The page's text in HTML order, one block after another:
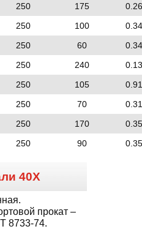
250 175
0.26
250 100
0.34
250 60
0.34
250 240
0.13
250 105
0.91
250 70
0.31
250 170
0.35
250 90 0.35
40Х
прокат –
8733-74.